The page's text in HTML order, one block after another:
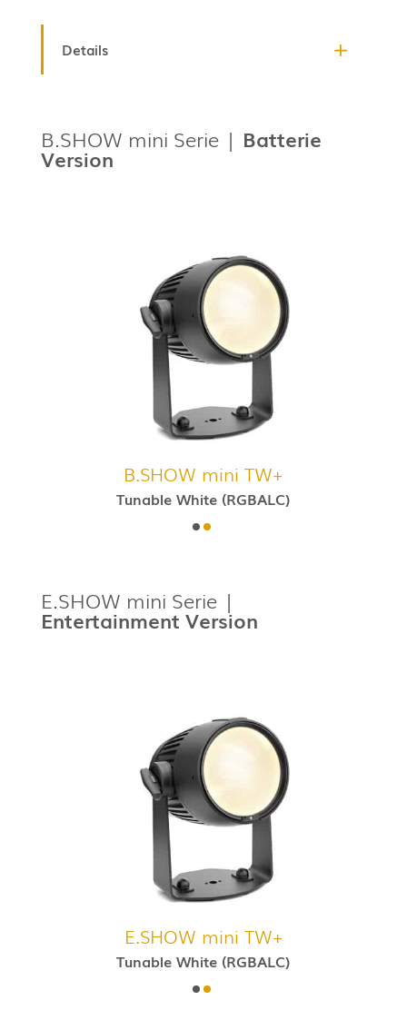
Details
B.SHOW mini Serie | Batterie
Version
B.SHOW mini TW+
Tunable White (RGBALC)
E.SHOW mini Serie |
Entertainment Version
E.SHOW mini TW+
Tunable White (RGBALC)